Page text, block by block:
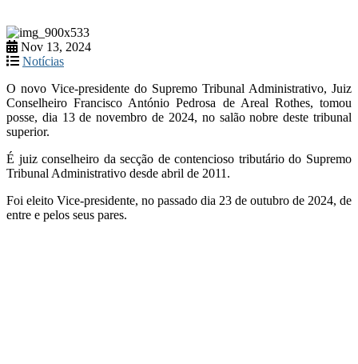
Nov 13, 2024
Notícias
O novo Vice-presidente do Supremo Tribunal Administrativo, Juiz
Conselheiro Francisco António Pedrosa de Areal Rothes, tomou
posse, dia 13 de novembro de 2024, no salão nobre deste tribunal
superior.
É juiz conselheiro da secção de contencioso tributário do Supremo
Tribunal Administrativo desde abril de 2011.
Foi eleito Vice-presidente, no passado dia 23 de outubro de 2024, de
entre e pelos seus pares.